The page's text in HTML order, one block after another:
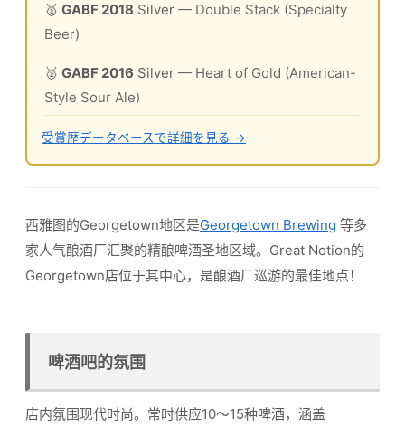
🥈 GABF 2018 Silver — Double Stack (Specialty
Beer)
🥈 GABF 2016 Silver — Heart of Gold (American-
Style Sour Ale)
受賞歴データベースで詳細を見る →
西雅图的Georgetown地区是Georgetown Brewing 等多
家人气酿酒厂汇聚的精酿啤酒圣地区域。Great Notion的
Georgetown店位于其中心，是酿酒厂巡游的最佳地点！
啤酒吧的氛围
店内氛围现代时尚。常时供应10～15种啤酒，涵盖